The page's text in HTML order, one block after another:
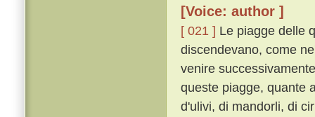
[Voice: author ]
[ 021 ] Le piagge delle
discendevano, come
venire
queste piagge, quante
d'ulivi, di mandorli, di